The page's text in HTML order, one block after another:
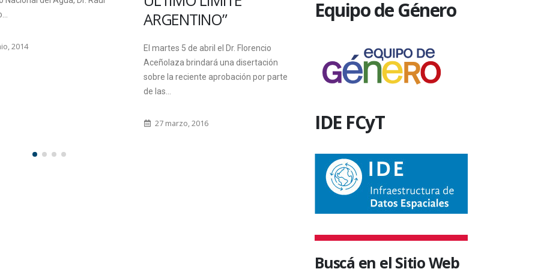
2014
ARGENTINO”
El martes 5 de abril el Dr. Florencio
Aceñolaza brindará una disertación
sobre la reciente aprobación por parte
de las...
27 marzo, 2016
9 abril, 2013
Equipo de Género
IDE FCyT
Buscá en el Sitio Web